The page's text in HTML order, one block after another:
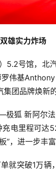
雄实力炸场
5.2号馆，北
伟基
团品牌焕新
狐 新阿尔法
电里程可
”，进一步丰
就突破1万